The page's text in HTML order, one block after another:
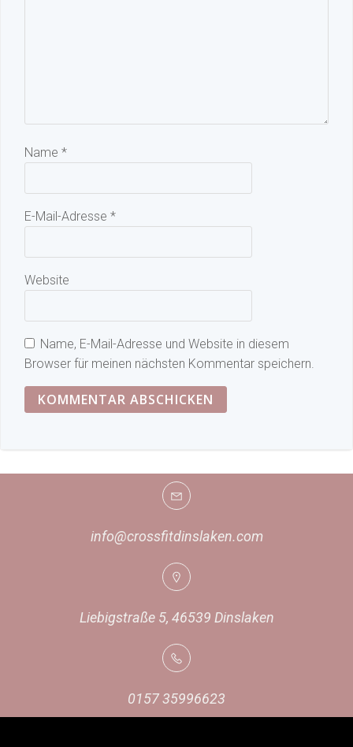
Name *
E-Mail-Adresse *
Website
Name, E-Mail-Adresse und Website in diesem
Browser für meinen nächsten Kommentar speichern.
info@crossfitdinslaken.com
Liebigstraße 5, 46539 Dinslaken
0157 35996623